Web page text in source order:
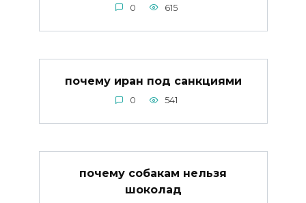
0 615
почему иран под санкциями
0 541
почему собакам нельзя
шоколад